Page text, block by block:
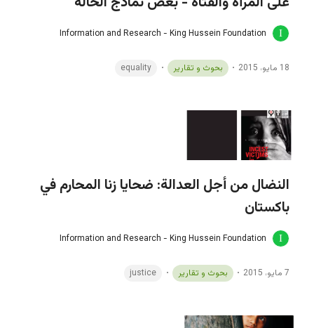
Information and Research - King Hussein Foundation
18 مايو، 2015 بحوث و تقارير equality
النضال من أجل العدالة: ضحايا زنا المحارم في
باكستان
Information and Research - King Hussein Foundation
7 مايو، 2015 بحوث و تقارير justice